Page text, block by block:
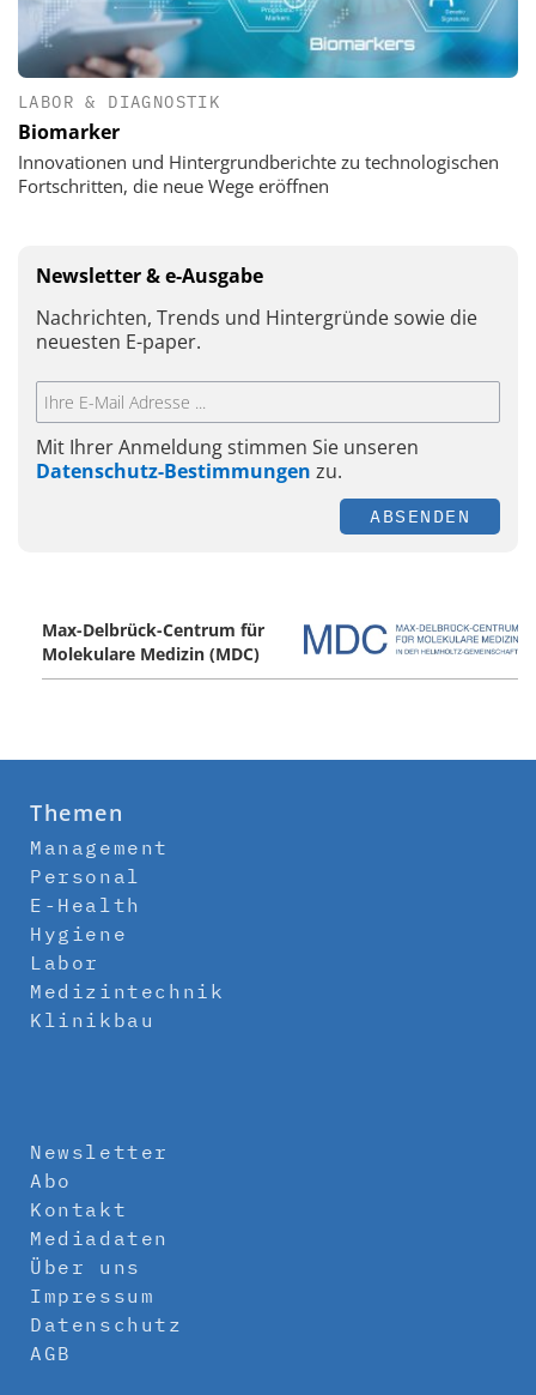
LABOR & DIAGNOSTIK
Biomarker
Innovationen und Hintergrundberichte zu technologischen
Fortschritten, die neue Wege eröffnen
Newsletter & e-Ausgabe
Nachrichten, Trends und Hintergründe sowie die
neuesten E-paper.
Mit Ihrer Anmeldung stimmen Sie unseren
Datenschutz-Bestimmungen zu.
ABSENDEN
Max-Delbrück-Centrum für
Molekulare Medizin (MDC)
Themen
Management
Personal
E-Health
Hygiene
Labor
Medizintechnik
Klinikbau
Newsletter
Abo
Kontakt
Mediadaten
Über uns
Impressum
Datenschutz
AGB